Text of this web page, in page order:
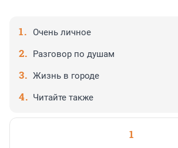
Очень личное
Разговор по душам
Жизнь в городе
Читайте также
1